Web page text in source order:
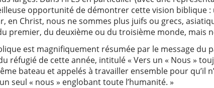
opportunité de démontrer cette vision biblique
en Christ, nous ne sommes plus juifs ou grecs,
premier, du deuxième ou du troisième monde, mais
est magnifiquement résumée par le message du
réfugié de cette année, intitulé « Vers un « Nous »
bateau et appelés à travailler ensemble pour qu’il
seul « nous » englobant toute l’humanité. »